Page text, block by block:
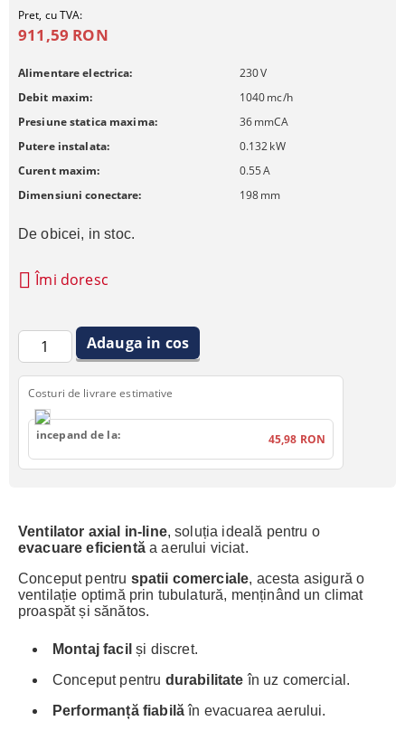
Ventilator axial in-line, soluția ideală pentru o
evacuare eficientăa aerului viciat.
Conceput pentru spatii comerciale, acesta asigură o
ventilație optimă prin tubulatură, menținând un climat
proaspăt și sănătos.
Montaj facil și discret.
Conceput pentru durabilitate în uz comercial.
Performanță fiabilăîn evacuarea aerului.
Pret, cu TVA:
911,59 RON
Alimentare electrica: 230V
Debit maxim:
1040mc/h
Presiune statica maxima:
36mmCA
Putere instalata:
0.132kW
Curent maxim:
0.55A
Dimensiuni conectare:
198mm
De obicei, in stoc.
Îmi doresc
Costuri de livrare estimative
incepand de la: 45,98 RON